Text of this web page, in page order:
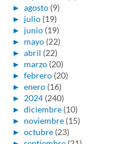
► agosto (9)
► julio (19)
► junio (19)
► mayo (22)
► abril (22)
► marzo (20)
► febrero (20)
► enero (16)
► 2024 (240)
► diciembre (10)
► noviembre (15)
► octubre (23)